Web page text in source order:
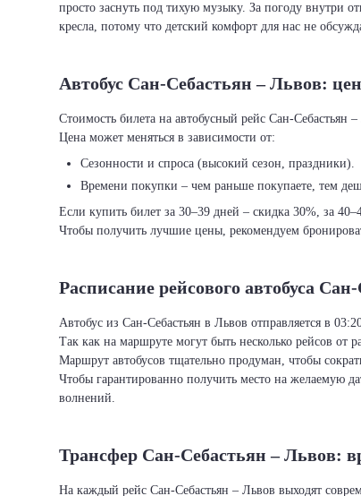
просто заснуть под тихую музыку. За погоду внутри
кресла, потому что детский комфорт для нас не
Автобус Сан-Себастьян – Львов:
Стоимость билета на автобусный рейс Сан-Себастьян
Цена может меняться в зависимости от:
Сезонности и спроса (высокий сезон, праздники).
Времени покупки – чем раньше покупаете, тем
Если купить билет за 30–39 дней – скидка 30%, за
Чтобы получить лучшие цены, рекомендуем
Расписание рейсового автобуса
Автобус из Сан-Себастьян в Львов отправляется в
Так как на маршруте могут быть несколько рейсов от
Маршрут автобусов тщательно продуман, чтобы
Чтобы гарантированно получить место на желаемую
волнений.
Трансфер Сан-Себастьян – Львов:
На каждый рейс Сан-Себастьян – Львов выходят